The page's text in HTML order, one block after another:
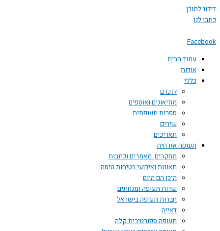
לתוכן
לנו
עמוד הבית
אודות
כללי
לזכרם
מוזיאונים ואוספים
ספרות תעופתית
שירים
תאריכים
תעופה אזרחית
מחקרים, מאמרים וכתבות
תאונות ואירועי בטיחות טיסה
היכן הם היום
שדות תעופה ומנחתים
חברות תעופה בישראל
דאייה
תעופה ספורטיבית קלה